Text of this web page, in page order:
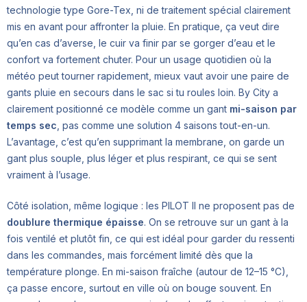
technologie type Gore-Tex, ni de traitement spécial clairement
mis en avant pour affronter la pluie. En pratique, ça veut dire
qu’en cas d’averse, le cuir va finir par se gorger d’eau et le
confort va fortement chuter. Pour un usage quotidien où la
météo peut tourner rapidement, mieux vaut avoir une paire de
gants pluie en secours dans le sac si tu roules loin. By City a
clairement positionné ce modèle comme un gant mi-saison par
temps sec , pas comme une solution 4 saisons tout-en-un.
L’avantage, c’est qu’en supprimant la membrane, on garde un
gant plus souple, plus léger et plus respirant, ce qui se sent
vraiment à l’usage.
Côté isolation, même logique : les PILOT II ne proposent pas de
doublure thermique épaisse. On se retrouve sur un gant à la
fois ventilé et plutôt fin, ce qui est idéal pour garder du ressenti
dans les commandes, mais forcément limité dès que la
température plonge. En mi-saison fraîche (autour de 12–15 °C),
ça passe encore, surtout en ville où on bouge souvent. En